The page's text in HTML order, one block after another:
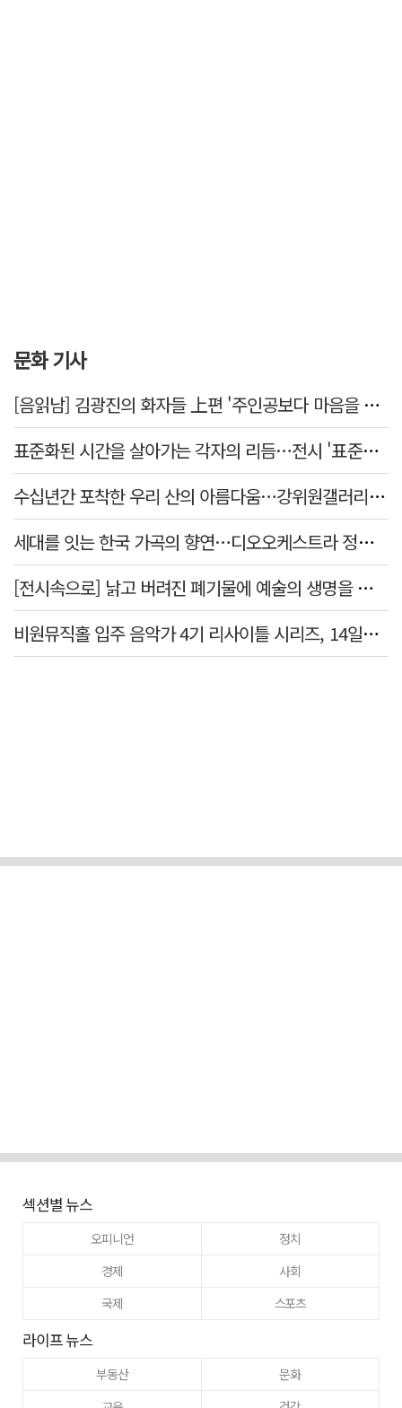
문화 기사
[음읽남] 김광진의 화자들 上편 '주인공보다 마음을 쓴 사람'
표준화된 시간을 살아가는 각자의 리듬…전시 '표준시차'
수십년간 포착한 우리 산의 아름다움…강위원갤러리 '팔공·지리展' 개최
세대를 잇는 한국 가곡의 향연…디오오케스트라 정기연주회 '노래의 날개 위에'
[전시속으로] 낡고 버려진 폐기물에 예술의 생명을 불어넣다…김결수 개인전
비원뮤직홀 입주 음악가 4기 리사이틀 시리즈, 14일부터 6주간 개최
섹션별 뉴스
오피니언
정치
경제
사회
국제
스포츠
라이프 뉴스
부동산
문화